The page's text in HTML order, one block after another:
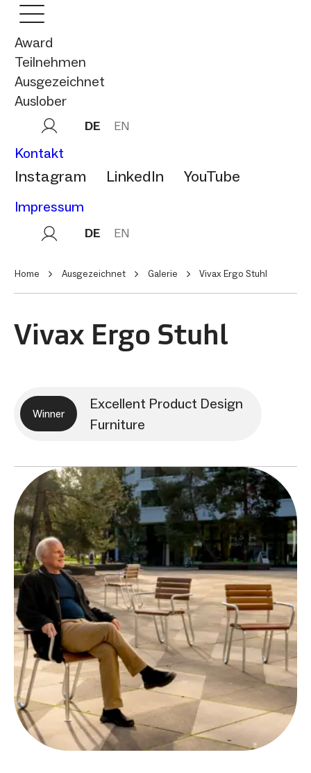
Award
Teilnehmen
Ausgezeichnet
Auslober
DE EN
Kontakt
Instagram LinkedIn YouTube
Impressum
DE EN
Home Ausgezeichnet Galerie Vivax Ergo Stuhl
Vivax Ergo Stuhl
Winner
Excellent Product Design
Furniture